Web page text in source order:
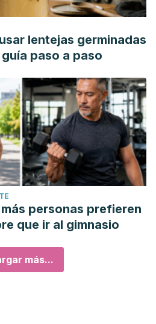
lentejas germinadas
paso a paso
personas prefieren
que ir al gimnasio
más...